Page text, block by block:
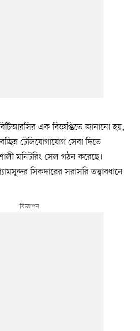
এক বিজ্ঞপ্তিতে জানানো হয়,
টেলিযোগাযোগ সেবা দিতে
মনিটরিং সেল গঠন করেছে।
সিকদারের সরাসরি তত্ত্বাবধানে